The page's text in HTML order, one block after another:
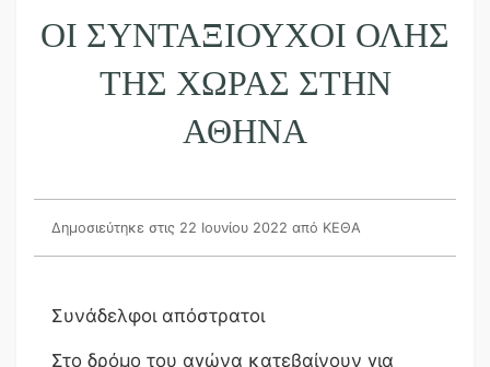
ΟΙ ΣΥΝΤΑΞΙΟΥΧΟΙ ΟΛΗΣ
ΤΗΣ ΧΩΡΑΣ ΣΤΗΝ
ΑΘΗΝΑ
Δημοσιεύτηκε στις 22 Ιουνίου 2022 από ΚΕΘΑ
Συνάδελφοι απόστρατοι
Στο δρόμο του αγώνα κατεβαίνουν για